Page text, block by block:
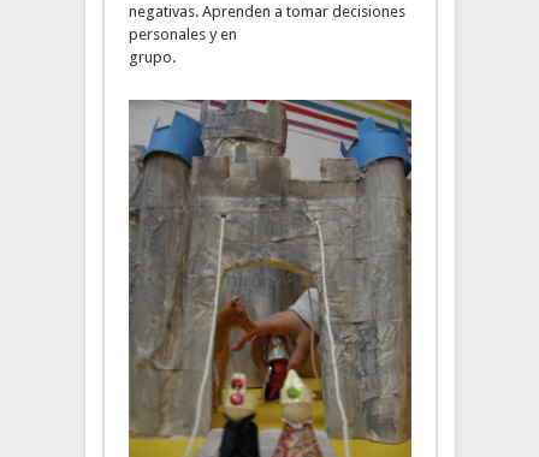
negativas. Aprenden a tomar decisiones
personales y en
grupo.